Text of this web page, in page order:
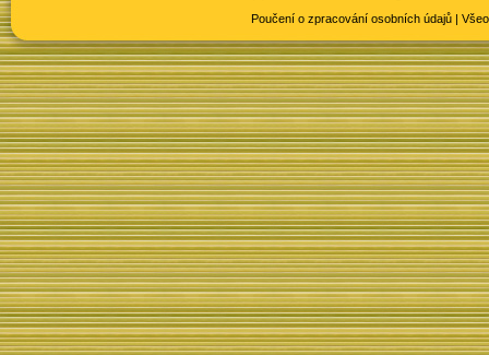
Poučení o zpracování osobních údajů |